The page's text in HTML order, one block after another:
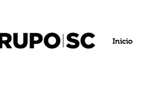
Inicio